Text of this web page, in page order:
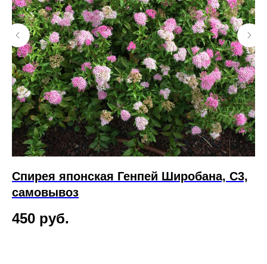
Спирея японская Генпей Широбана, С3,
самовывоз
450 руб.